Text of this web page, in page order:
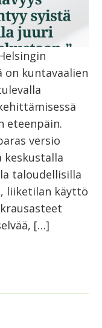
on kuntavaalien
eteenpäin.
versio
keskustalla
taloudellisilla
liiketilan käyttö
[…]